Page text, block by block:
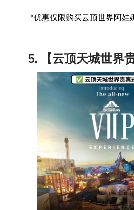
*优惠仅限购买云顶世界阿娃
5. 【云顶天城世界